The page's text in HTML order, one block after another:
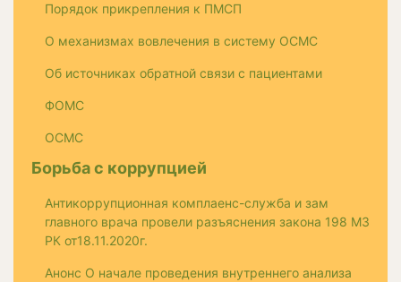
Порядок прикрепления к ПМСП
О механизмах вовлечения в систему ОСМС
Об источниках обратной связи с пациентами
ФОМС
ОСМС
Борьба с коррупцией
Антикоррупционная комплаенс-служба и зам
главного врача провели разъяснения закона 198 МЗ
РК от18.11.2020г.
Анонс О начале проведения внутреннего анализа